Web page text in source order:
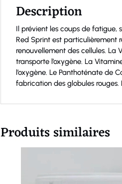
Description
Il prévient les coups de fatigue,
Red Sprint est particulièrement
renouvellement des cellules. La
transporte l’oxygène. La
l’oxygène. Le Panthoténate de
fabrication des globules
Produits similaires